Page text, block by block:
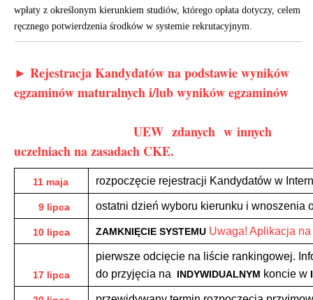
wpłaty z określonym kierunkiem studiów, którego opłata dotyczy, celem
ręcznego potwierdzenia środków w systemie rekrutacyjnym.
► Rejestracja Kandydatów na podstawie wyników
egzaminów maturalnych i/lub wyników egzaminów
UEW zdanych w innych
uczelniach na zasadach CKE.
11 maja rozpoczęcie rejestracji Kandydatów w
9 lipca ostatni dzień wyboru kierunku i wnoszenia
10 lipca ZAMKNIĘCIE SYSTEMU Uwaga! Aplikacja
17 lipca
pierwsze odcięcie na liście rankingowej.
do przyjęcia na INDYWIDUALNYM koncie w